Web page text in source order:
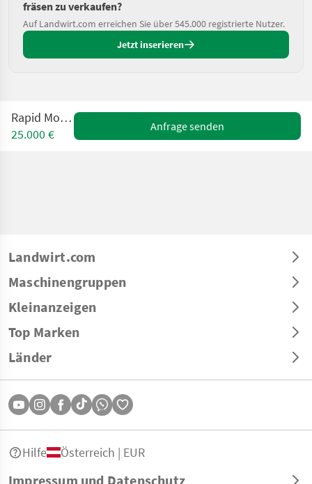
fräsen zu verkaufen?
Auf Landwirt.com erreichen Sie über 545.000 registrierte Nutzer.
Jetzt inserieren
Rapid Monta 16
25.000 €
Anfrage senden
Landwirt.com
Maschinengruppen
Kleinanzeigen
Top Marken
Länder
Impressum und Datenschutz
Hilfe Österreich | EUR